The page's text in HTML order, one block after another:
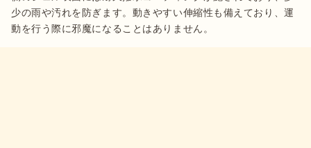
少の雨や汚れを防ぎます。動きやすい伸縮性も備えており、運
動を行う際に邪魔になることはありません。